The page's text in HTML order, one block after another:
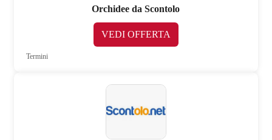
Orchidee da Scontolo
VEDI OFFERTA
Termini